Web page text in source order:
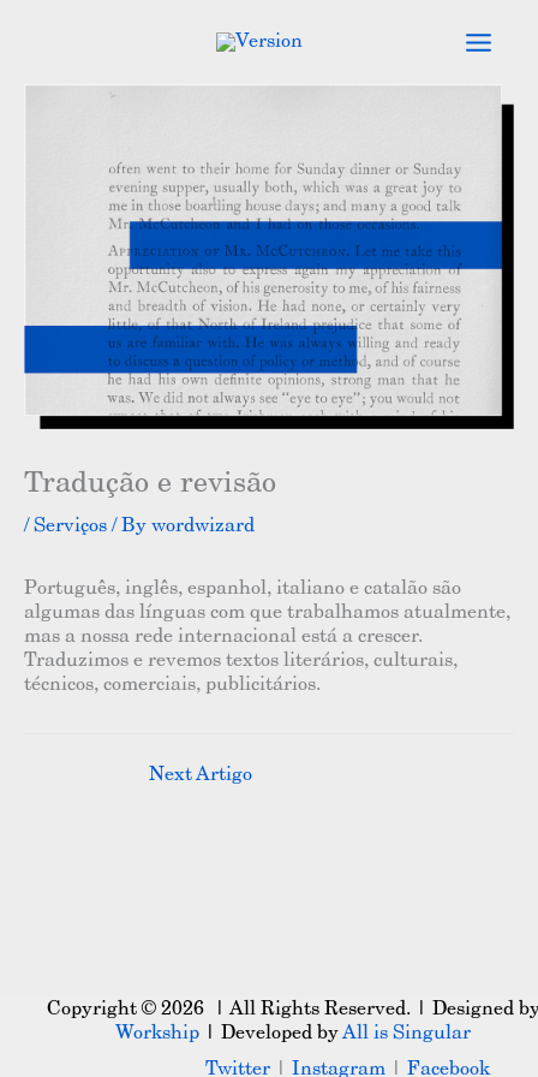
Tradução e revisão
/Serviços / By wordwizard
Português, inglês, espanhol, italiano e catalão são
algumas das línguas com que trabalhamos atualmente,
mas a nossa rede internacional está a crescer.
Traduzimos e revemos textos literários, culturais,
técnicos, comerciais, publicitários.
Next Artigo
Copyright © 2026 | All Rights Reserved. | Designed
Workship | Developed by All is Singular
Twitter
Instagram Facebook